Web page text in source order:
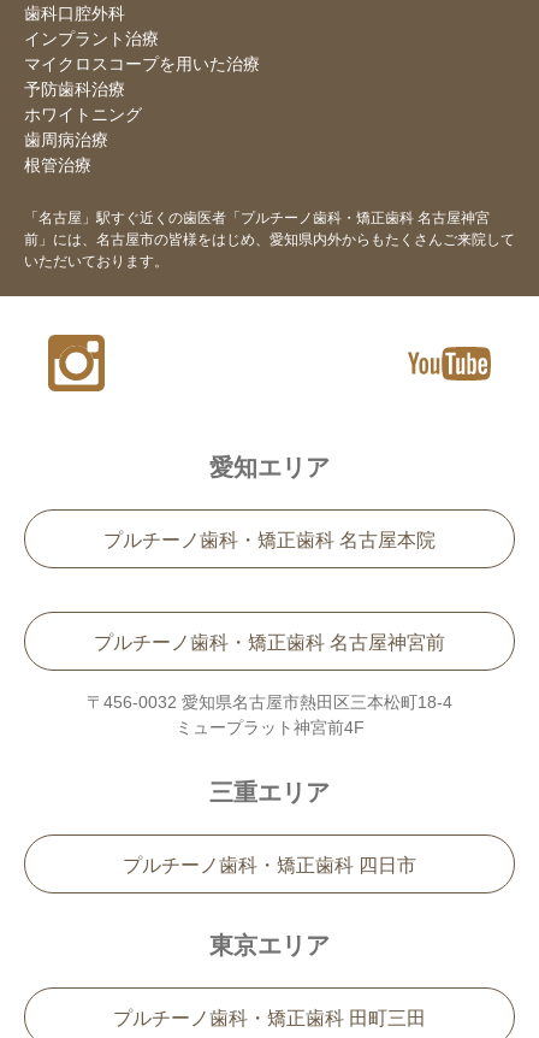
歯科口腔外科
インプラント治療
マイクロスコープを用いた治療
予防歯科治療
ホワイトニング
歯周病治療
根管治療
「名古屋」駅すぐ近くの歯医者「プルチーノ歯科・矯正歯科 名古屋神宮
前」には、名古屋市の皆様をはじめ、 愛知県内外からもたくさんご来院して
いただいております。
愛知エリア
プルチーノ歯科・矯正歯科 名古屋本院
プルチーノ歯科・矯正歯科 名古屋神宮前
〒456-0032 愛知県名古屋市熱田区三本松町18-4
ミュープラット神宮前4F
三重エリア
プルチーノ歯科・矯正歯科 四日市
東京エリア
プルチーノ歯科・矯正歯科 田町三田